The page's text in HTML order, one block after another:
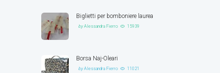
Biglietti per bomboniere laurea
byAlessandra Fierro 15939
Borsa Naj-Oleari
byAlessandra Fierro 11021